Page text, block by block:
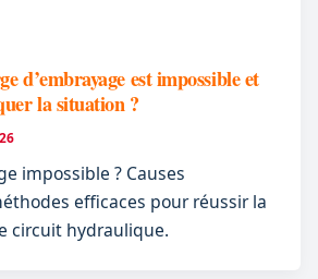
d’embrayage est impossible et
la situation ?
impossible ? Causes
efficaces pour réussir la
circuit hydraulique.